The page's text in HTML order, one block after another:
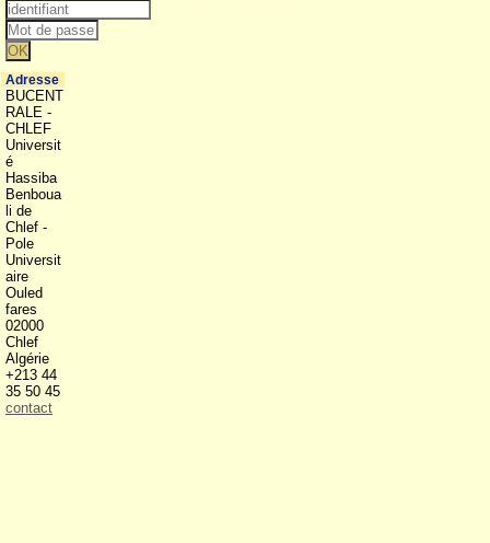
Adresse
BUCENT
RALE -
CHLEF
Universit
é
Hassiba
Benboua
li de
Chlef -
Pole
Universit
aire
Ouled
fares
02000
Chlef
Algérie
+213 44
35 50 45
contact